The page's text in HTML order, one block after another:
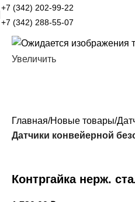
+7 (342) 202-99-22
+7 (342) 288-55-07
Увеличить
Главная Новые товары
Датчики конвейерной
Контргайка нерж.